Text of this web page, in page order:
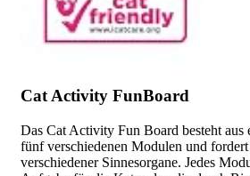
Cat Activity FunBoard
Das Cat Activity Fun Board besteht aus
fünf verschiedenen Modulen und
verschiedener Sinnesorgane. Jedes